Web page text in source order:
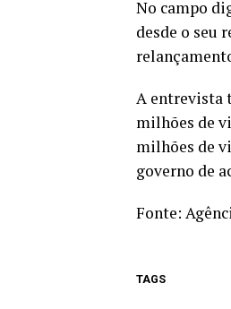
No campo
desde o seu
A entrevista
milhões de
milhões de
governo de
Fonte:
TAGS